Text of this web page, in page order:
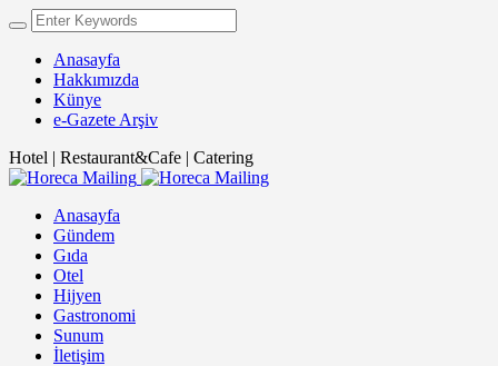
Anasayfa
Hakkımızda
Künye
e-Gazete Arşiv
Hotel | Restaurant&Cafe | Catering
Anasayfa
Gündem
Gıda
Otel
Hijyen
Gastronomi
Sunum
İletişim